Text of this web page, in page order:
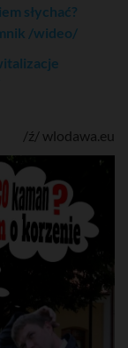
słychać?
/wideo/
/ź/ wlodawa.eu